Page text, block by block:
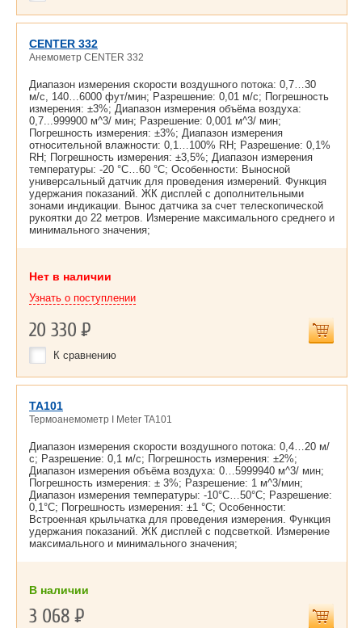
CENTER 332
Анемометр CENTER 332
Диапазон измерения скорости воздушного потока: 0,7…30
м/c, 140…6000 фут/мин; Разрешение: 0,01 м/c; Погрешность
измерения: ±3%; Диапазон измерения объёма воздуха:
0,7...999900 м^3/ мин; Разрешение: 0,001 м^3/ мин;
Погрешность измерения: ±3%; Диапазон измерения
относительной влажности: 0,1…100% RH; Разрешение: 0,1%
RH; Погрешность измерения: ±3,5%; Диапазон измерения
температуры: -20 °С…60 °С; Особенности: Выносной
универсальный датчик для проведения измерений. Функция
удержания показаний. ЖК дисплей с дополнительными
зонами индикации. Вынос датчика за счет телескопической
рукоятки до 22 метров. Измерение максимального среднего и
минимального значения;
Нет в наличии
Узнать о поступлении
20 330Р
К сравнению
TA101
Термоанемометр I Meter TA101
Диапазон измерения скорости воздушного потока: 0,4…20 м/
с; Разрешение: 0,1 м/с; Погрешность измерения: ±2%;
Диапазон измерения объёма воздуха: 0…5999940 м^3/ мин;
Погрешность измерения: ± 3%; Разрешение: 1 м^3/мин;
Диапазон измерения температуры: -10°С…50°С; Разрешение:
0,1°С; Погрешность измерения: ±1 °С; Особенности:
Встроенная крыльчатка для проведения измерения. Функция
удержания показаний. ЖК дисплей с подсветкой. Измерение
максимального и минимального значения;
В наличии
3 068Р